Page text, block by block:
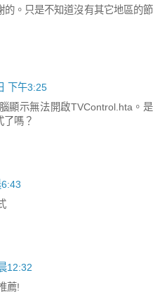
的。只是不知道沒有其它地區的節
下午3:25
顯示無法開啟TVControl.hta。是
了嗎？
12:32
薦!